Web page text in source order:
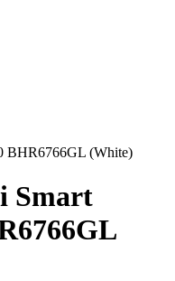
BHR6766GL (White)
Smart